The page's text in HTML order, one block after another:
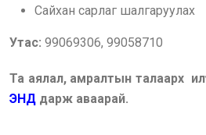
Сайхан сарлаг шалгаруулах
Утас: 99069306, 99058710
Та аялал, амралтын талаарх
ЭНД дарж аваарай.